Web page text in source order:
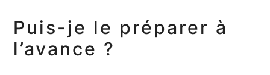
Puis-je le préparer à
l’avance ?